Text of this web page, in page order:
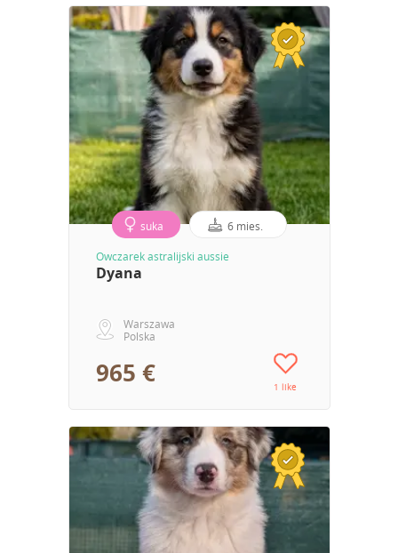
suka 6 mies.
Owczarek astralijski aussie
Dyana
Warszawa
Polska
965 € 1 like